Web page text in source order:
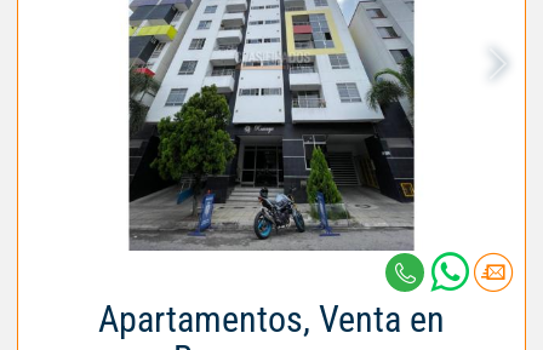
Apartamentos, Venta en